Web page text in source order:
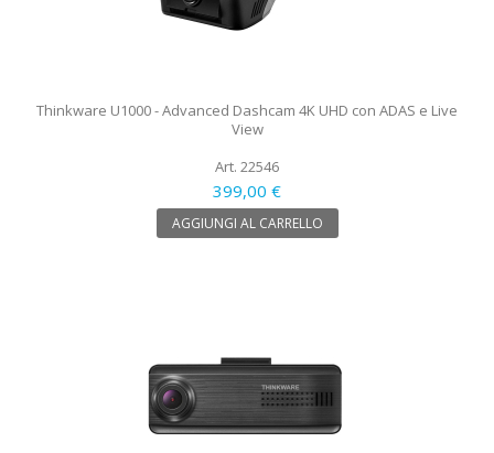
Thinkware U1000 - Advanced Dashcam 4K UHD con ADAS e Live
View
Art. 22546
399,00 €
AGGIUNGI AL CARRELLO